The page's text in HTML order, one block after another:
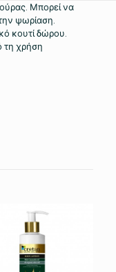
Μπορεί να
ψωρίαση.
κουτί δώρου.
χρήση